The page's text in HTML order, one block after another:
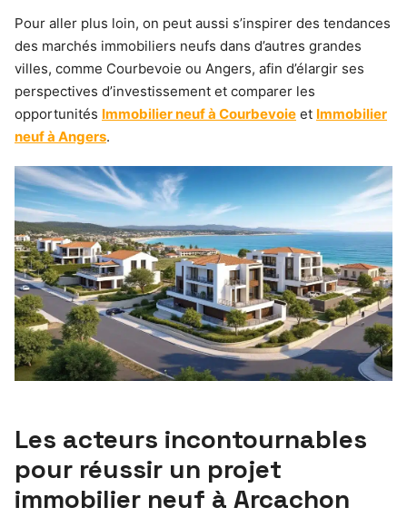
Pour aller plus loin, on peut aussi s’inspirer des tendances
des marchés immobiliers neufs dans d’autres grandes
villes, comme Courbevoie ou Angers, afin d’élargir ses
perspectives d’investissement et comparer les
opportunités Immobilier neuf à Courbevoie et Immobilier
neuf à Angers.
Les acteurs incontournables
pour réussir un projet
immobilier neuf à Arcachon